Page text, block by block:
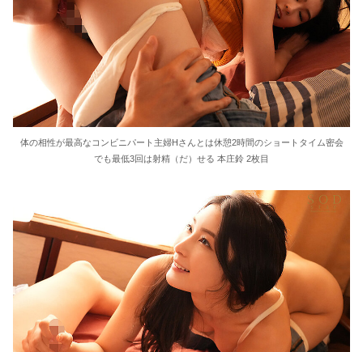
体の相性が最高なコンビニパート主婦Hさんとは休憩2時間のショートタイム密会
でも最低3回は射精（だ）せる 本庄鈴 2枚目